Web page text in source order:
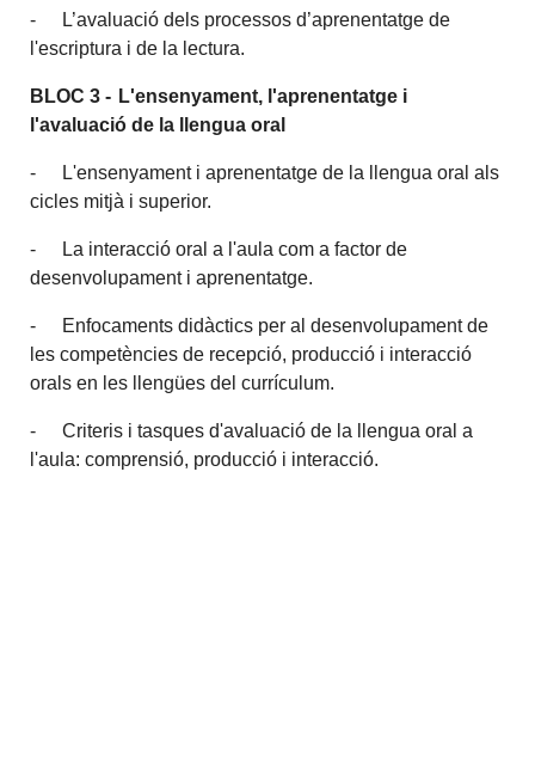
- L’avaluació dels processos d’aprenentatge de
l'escriptura i de la lectura.
BLOC3 - L'ensenyament, l'aprenentatge i
l'avaluació de la llengua oral
- L'ensenyament i aprenentatge de la llengua oral als
cicles mitjà i superior.
- La interacció oral a l'aula com a factor de
desenvolupament i aprenentatge.
- Enfocaments didàctics per al desenvolupament de
les competències de recepció, producció i interacció
orals en les llengües del currículum.
- Criteris i tasques d'avaluació de la llengua oral a
l'aula: comprensió, producció i interacció.